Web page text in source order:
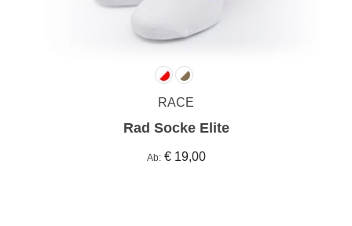
RACE
Rad Socke Elite
Ab € 19,00